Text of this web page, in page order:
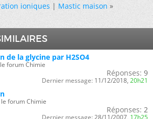
ioniques|Mastic maison »
de la glycine par H2SO4
forum Chimie
Réponses: 9
Dernier message: 11/12/2018, 20h21
forum Chimie
Réponses: 2
Dernier message: 28/11/2007, 17h25